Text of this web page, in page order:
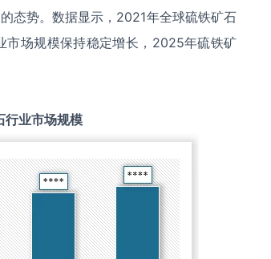
态势。数据显示，2021年全球硫铁矿石
场规模保持稳定增长，2025年硫铁矿
行业市场规模